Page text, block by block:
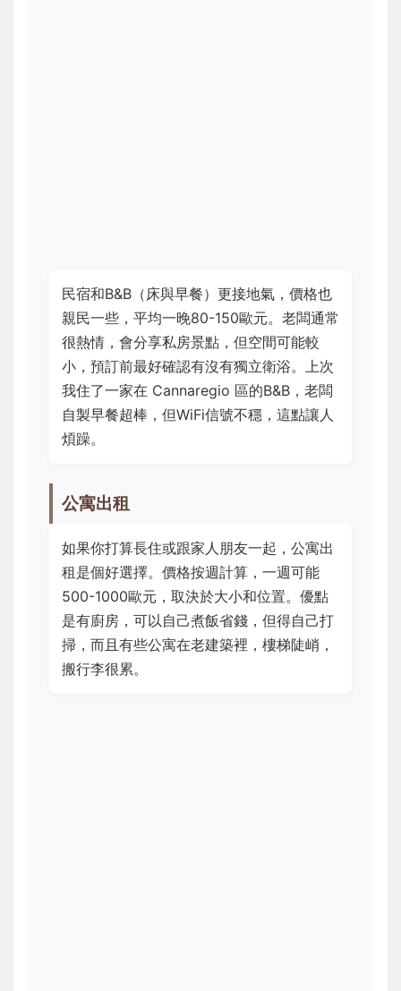
民宿和B&B（床與早餐）更接地氣，價格也
親民一些，平均一晚80-150歐元。老闆通常
很熱情，會分享私房景點，但空間可能較
小，預訂前最好確認有沒有獨立衛浴。上次
我住了一家在 Cannaregio 區的B&B，老闆
自製早餐超棒，但WiFi信號不穩，這點讓人
煩躁。
公寓出租
如果你打算長住或跟家人朋友一起，公寓出
租是個好選擇。價格按週計算，一週可能
500-1000歐元，取決於大小和位置。優點
是有廚房，可以自己煮飯省錢，但得自己打
掃，而且有些公寓在老建築裡，樓梯陡峭，
搬行李很累。